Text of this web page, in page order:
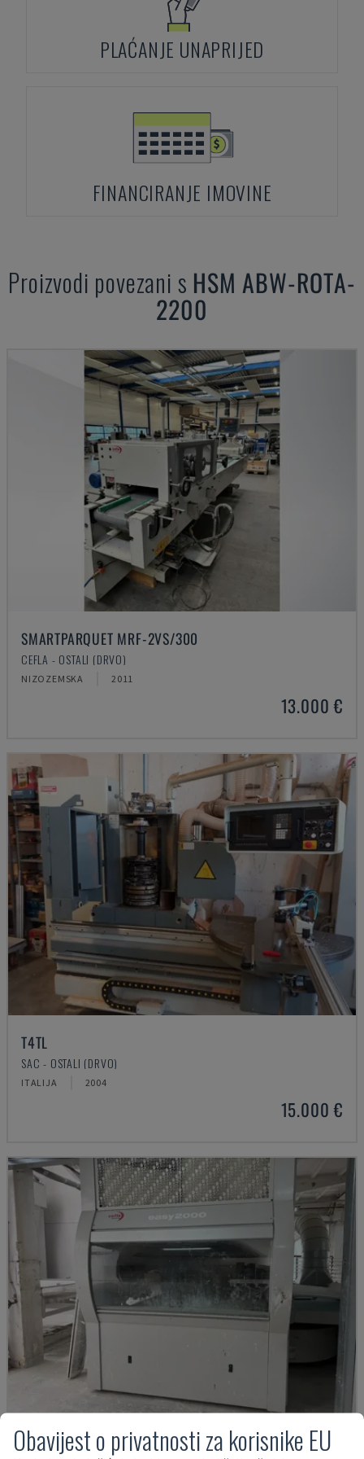
PLAĆANJE UNAPRIJED
FINANCIRANJE IMOVINE
Proizvodi povezani s HSM ABW-ROTA-
2200
SMARTPARQUET MRF-2VS/300
CEFLA - OSTALI (DRVO)
NIZOZEMSKA 2011
13.000 €
T4TL
SAC - OSTALI (DRVO)
ITALIJA 2004
15.000 €
EASY 2000 D
Obavijest o privatnosti za korisnike EU